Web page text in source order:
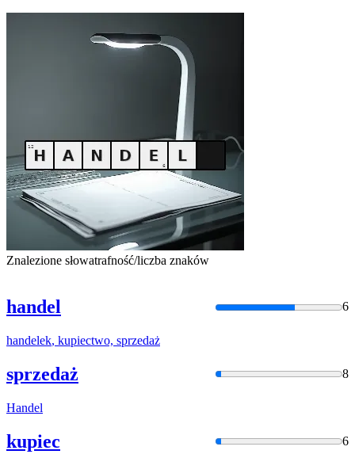
Znalezione słowatrafność/liczba znaków
handel 6
handelek, kupiectwo, sprzedaż
sprzedaż 8
Handel
kupiec 6